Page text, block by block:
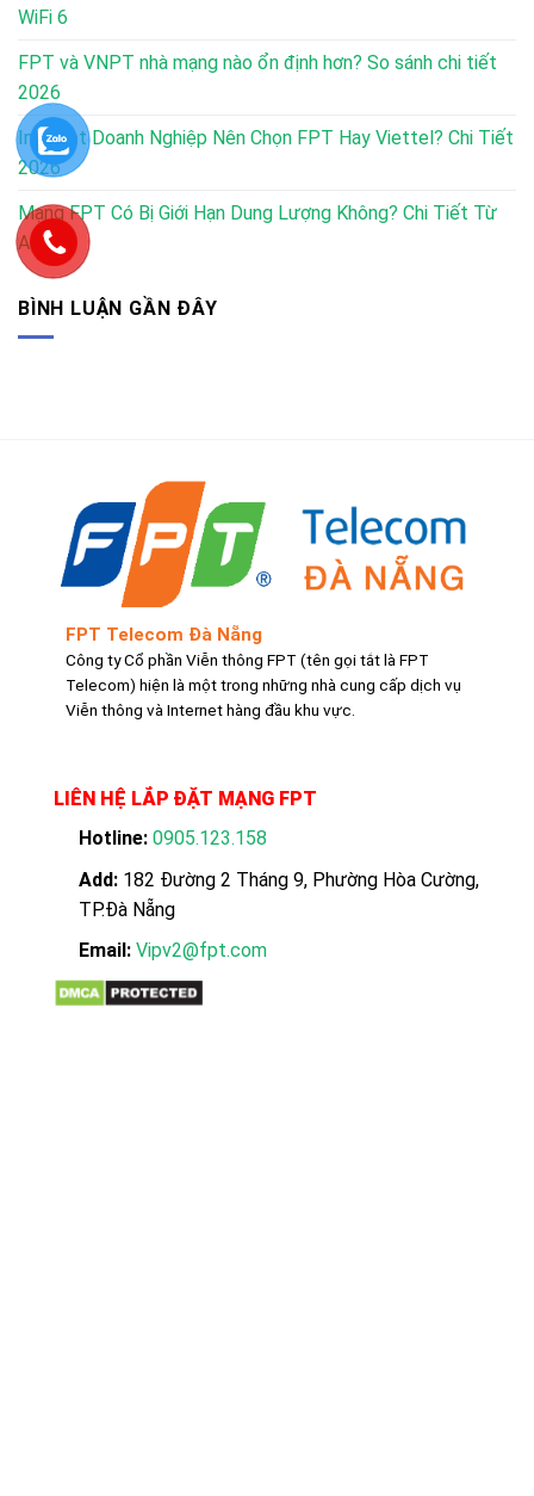
WiFi 6
FPT và VNPT nhà mạng nào ổn định hơn? So sánh chi tiết
2026
Internet Doanh Nghiệp Nên Chọn FPT Hay Viettel? Chi Tiết
2026
Mạng FPT Có Bị Giới Hạn Dung Lượng Không? Chi Tiết Từ
A-Z
BÌNH LUẬN GẦN ĐÂY
FPT Telecom Đà Nẵng
Công ty Cổ phần Viễn thông FPT (tên gọi tắt là FPT
Telecom) hiện là một trong những nhà cung cấp dịch vụ
Viễn thông và Internet hàng đầu khu vực.
LIÊN HỆ LẮP ĐẶT MẠNG FPT
Hotline: 0905.123.158
Add: 182 Đường 2 Tháng 9, Phường Hòa Cường,
TP.Đà Nẵng
Email: Vipv2@fpt.com